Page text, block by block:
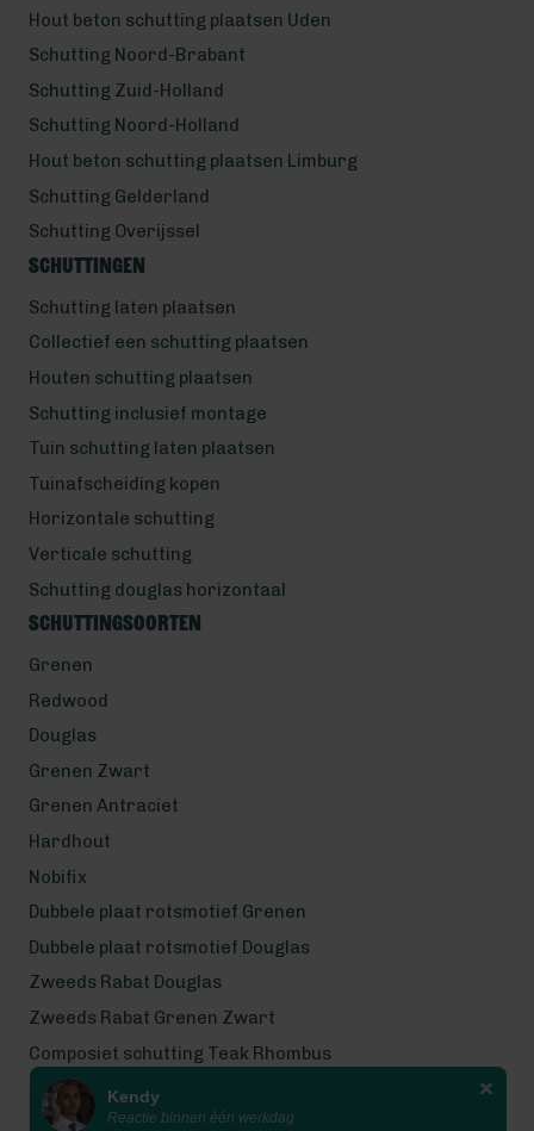
Hout beton schutting plaatsen Uden
Schutting Noord-Brabant
Schutting Zuid-Holland
Schutting Noord-Holland
Hout beton schutting plaatsen Limburg
Schutting Gelderland
Schutting Overijssel
Schuttingen
Schutting laten plaatsen
Collectief een schutting plaatsen
Houten schutting plaatsen
Schutting inclusief montage
Tuin schutting laten plaatsen
Tuinafscheiding kopen
Horizontale schutting
Verticale schutting
Schutting douglas horizontaal
Schuttingsoorten
Grenen
Redwood
Douglas
Grenen Zwart
Grenen Antraciet
Hardhout
Nobifix
Dubbele plaat rotsmotief Grenen
Dubbele plaat rotsmotief Douglas
Zweeds Rabat Douglas
Zweeds Rabat Grenen Zwart
Composiet schutting Teak Rhombus
Wij werken met eerlijke
Kendy
Reactie binnen één werkdag